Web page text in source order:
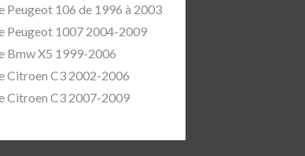
Peugeot 106 de 1996 à 2003
Peugeot 1007 2004-2009
Bmw X5 1999-2006
Citroen C3 2002-2006
Citroen C3 2007-2009